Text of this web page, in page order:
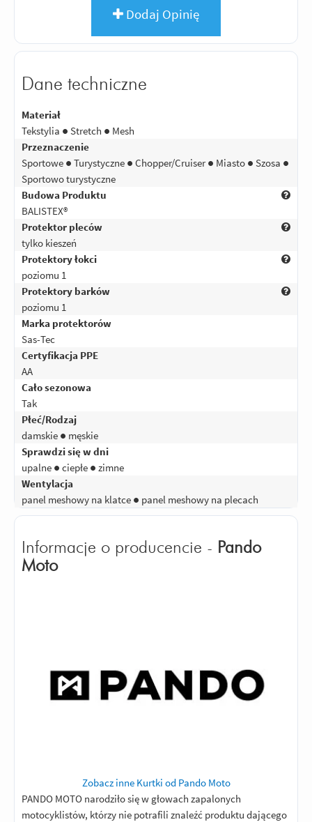
Dodaj Opinię
Dane techniczne
Materiał
Tekstylia ● Stretch ● Mesh
Przeznaczenie
Sportowe ● Turystyczne ● Chopper/Cruiser ● Miasto ● Szosa ●
Sportowo turystyczne
Budowa Produktu
BALISTEX®
Protektor pleców
tylko kieszeń
Protektory łokci
poziomu 1
Protektory barków
poziomu 1
Marka protektorów
Sas-Tec
Certyfikacja PPE
AA
Cało sezonowa
Tak
Płeć/Rodzaj
damskie ● męskie
Sprawdzi się w dni
upalne ● ciepłe ● zimne
Wentylacja
panel meshowy na klatce ● panel meshowy na plecach
Informacje o producencie - Pando
Moto
Zobacz inne Kurtki od Pando Moto
PANDO MOTO narodziło się w głowach zapalonych
motocyklistów, którzy nie potrafili znaleźć produktu dającego